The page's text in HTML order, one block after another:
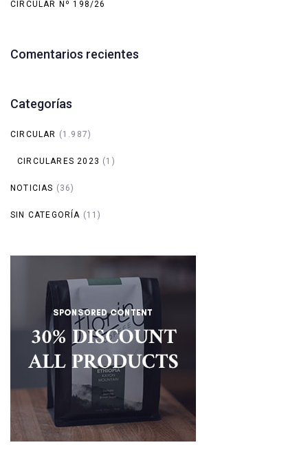
CIRCULAR Nº 198/26
Comentarios recientes
Categorías
CIRCULAR (1.987)
CIRCULARES 2023 (1)
NOTICIAS (36)
SIN CATEGORÍA (11)